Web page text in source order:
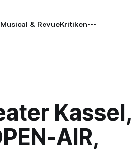
Musical & RevueKritiken
Kassel,
AIR,